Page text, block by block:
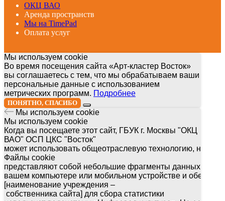
ОКЦ ВАО
Аренда пространств
Мы на TimePad
Оплата услуг
Мы используем cookie
Во время посещения сайта «Арт-кластер Восток»
вы соглашаетесь с тем, что мы обрабатываем ваши
персональные данные с использованием
метрических программ. Подробнее
ПОНЯТНО, СПАСИБО
Мы используем cookie
Мы используем cookie
Когда вы посещаете этот сайт, ГБУК г. Москвы "ОКЦ
ВАО" ОСП ЦКС "Восток"
может использовать общеотраслевую технологию,
Файлы cookie
представляют собой небольшие фрагменты данных,
вашем компьютере или мобильном устройстве и
[наименование учреждения –
собственника сайта] для сбора статистики